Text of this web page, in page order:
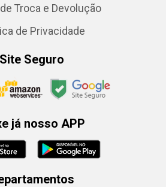
Troca e Devolução
de Privacidade
Site Seguro
já nosso APP